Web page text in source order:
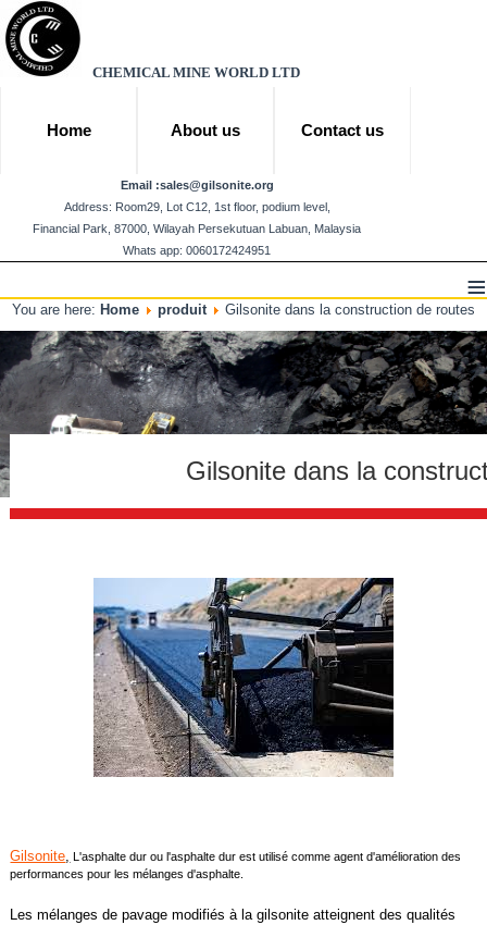
CHEMICAL MINE WORLD LTD
Home About us Contact us
Email :sales@gilsonite.org
Address: Room29, Lot C12, 1st floor, podium level,
Financial Park, 87000, Wilayah Persekutuan Labuan, Malaysia
Whats app: 0060172424951
≡
You are here: Home produit Gilsonite dans la construction de routes
Gilsonite dans la
Gilsonite, L'asphalte dur ou l'asphalte dur est utilisé comme agent d'amélioration des
performances pour les mélanges d'asphalte.
Les mélanges de pavage modifiés à la gilsonite atteignent des qualités